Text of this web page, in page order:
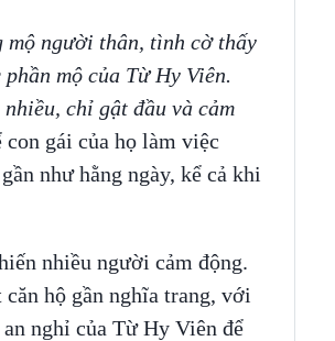
mộ người thân, tình cờ thấy
mộ của Từ Hy Viên.
chỉ gật đầu và cảm
gái của họ làm việc
như hằng ngày, kể cả khi
nhiều người cảm động.
hộ gần nghĩa trang, với
nghỉ của Từ Hy Viên để